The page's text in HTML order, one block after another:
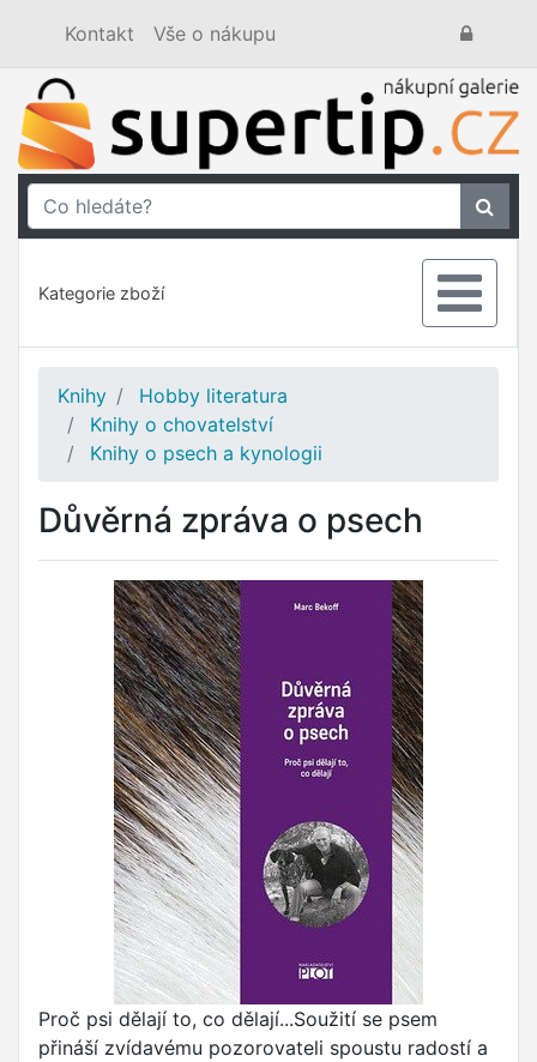
Kontakt Vše o nákupu
Kategorie zboží
Knihy
Hobby literatura
Knihy o chovatelství
Knihy o psech a kynologii
Důvěrná zpráva o psech
Proč psi dělají to, co dělají...Soužití se psem
přináší zvídavému pozorovateli spoustu radostí a